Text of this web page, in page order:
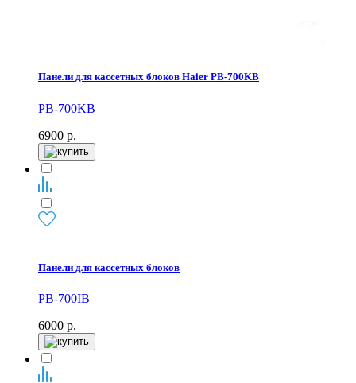
Панели для кассетных блоков Haier PB-700KB
PB-700KB
6900 р.
Панели для кассетных блоков
PB-700IB
6000 р.